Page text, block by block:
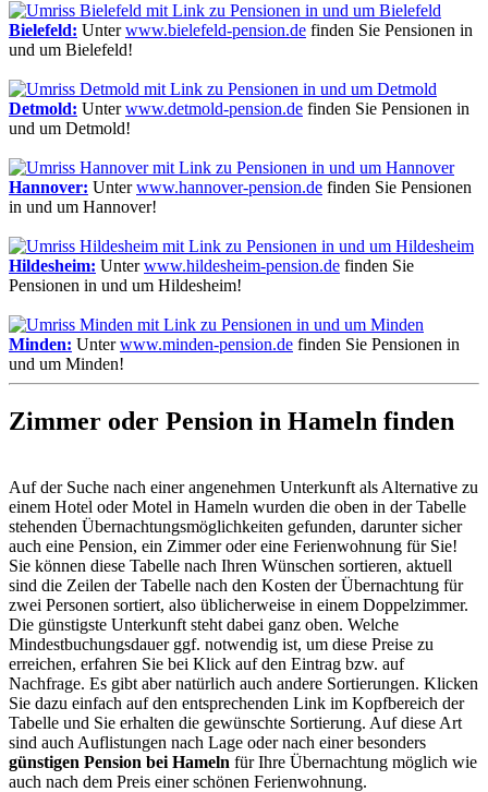
Bielefeld: Unterwww.bielefeld-pension.de finden Sie Pensionen in
und um Bielefeld!
Detmold: Unterwww.detmold-pension.de finden Sie Pensionen in
und um Detmold!
Hannover: Unterwww.hannover-pension.de finden Sie Pensionen
in und um Hannover!
Hildesheim: Unterwww.hildesheim-pension.de finden Sie
Pensionen in und um Hildesheim!
Minden: Unterwww.minden-pension.de finden Sie Pensionen in
und um Minden!
Zimmer oder Pension in Hameln finden
Auf der Suche nach einer angenehmen Unterkunft als Alternative zu
einem Hotel oder Motel in Hameln wurden die oben in der Tabelle
stehenden Übernachtungsmöglichkeiten gefunden, darunter sicher
auch eine Pension, ein Zimmer oder eine Ferienwohnung für Sie!
Sie können diese Tabelle nach Ihren Wünschen sortieren, aktuell
sind die Zeilen der Tabelle nach den Kosten der Übernachtung für
zwei Personen sortiert, also üblicherweise in einem Doppelzimmer.
Die günstigste Unterkunft steht dabei ganz oben. Welche
Mindestbuchungsdauer ggf. notwendig ist, um diese Preise zu
erreichen, erfahren Sie bei Klick auf den Eintrag bzw. auf
Nachfrage. Es gibt aber natürlich auch andere Sortierungen. Klicken
Sie dazu einfach auf den entsprechenden Link im Kopfbereich der
Tabelle und Sie erhalten die gewünschte Sortierung. Auf diese Art
sind auch Auflistungen nach Lage oder nach einer besonders
günstigen Pension bei Hameln für Ihre Übernachtung möglich wie
auch nach dem Preis einer schönen Ferienwohnung.